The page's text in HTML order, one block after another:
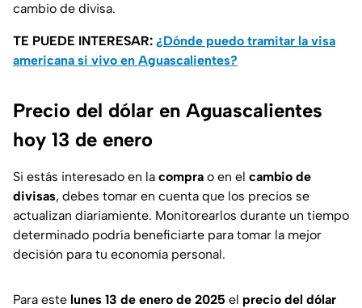
cambio de divisa.
TE PUEDE INTERESAR: ¿Dónde puedo tramitar la visa
americana si vivo en Aguascalientes?
Precio del dólar en Aguascalientes
hoy 13 de enero
Si estás interesado en la compra o en el cambio de
divisas, debes tomar en cuenta que los precios se
actualizan diariamiente. Monitorearlos durante un tiempo
determinado podría beneficiarte para tomar la mejor
decisión para tu economía personal.
Para este lunes 13 de enero de 2025 el precio del dólar